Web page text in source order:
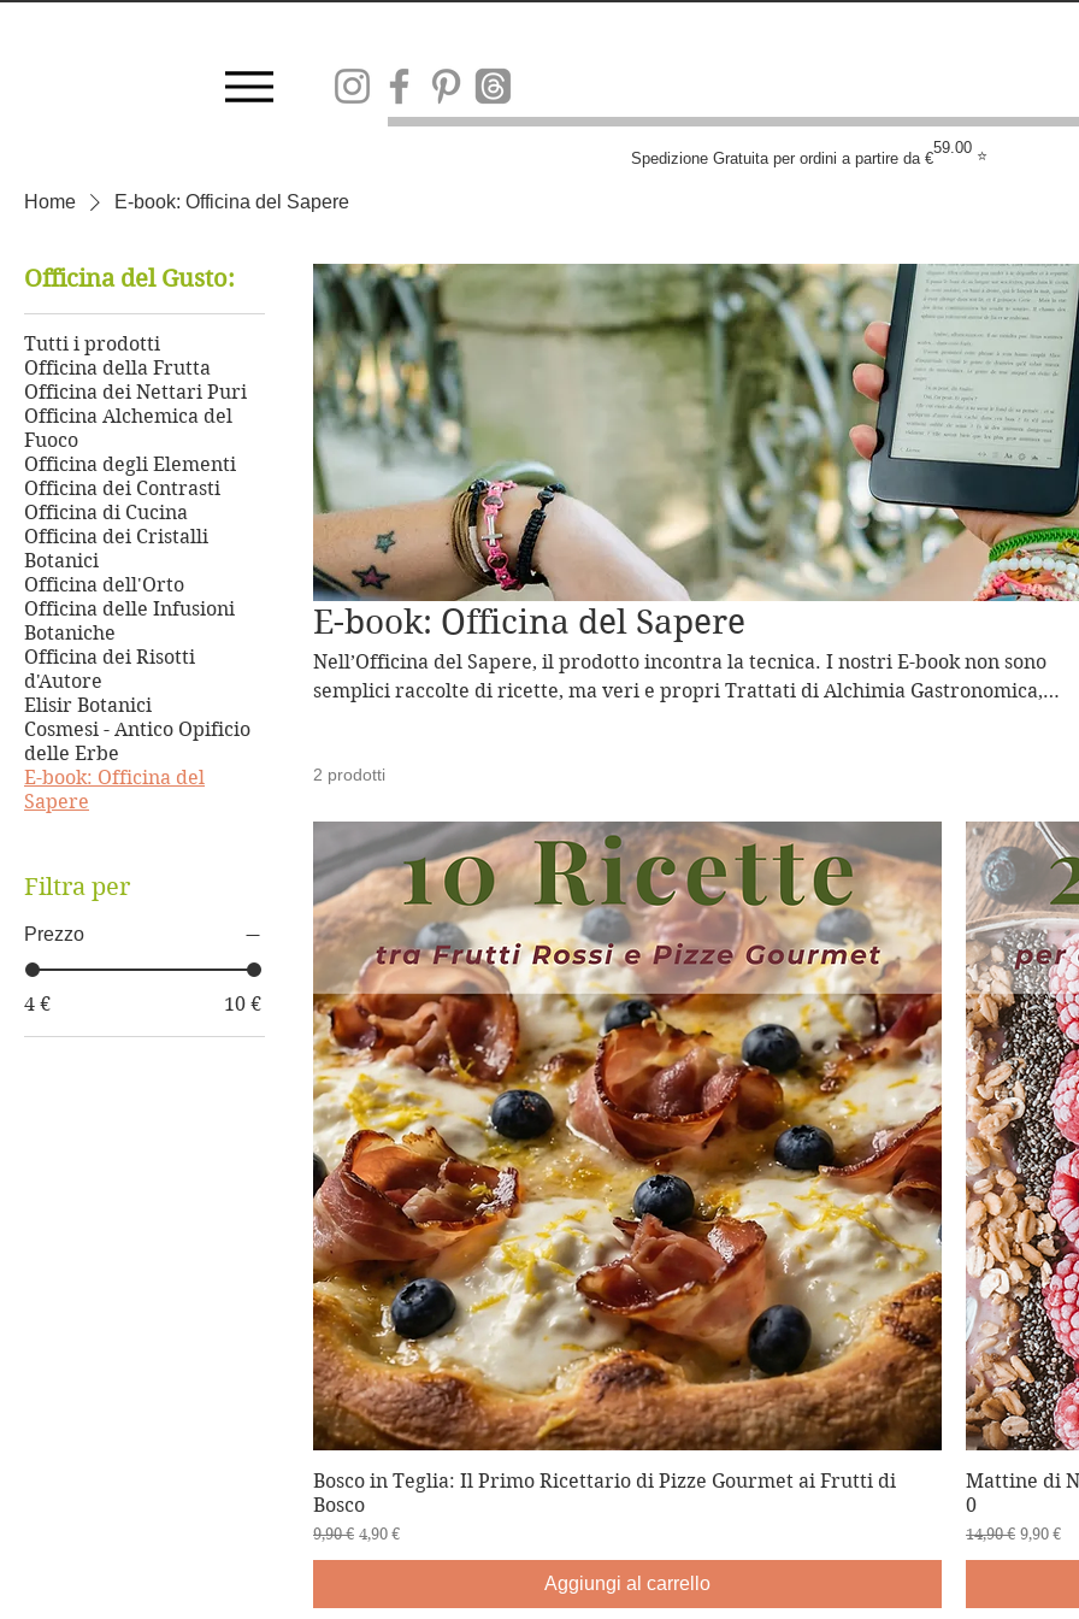
Home E-book: Officina del Sapere
Officina del Gusto:
Tutti i prodotti
Officina della Frutta
Officina dei Nettari Puri
Officina Alchemica del
Fuoco
Officina degli Elementi
Officina dei Contrasti
Officina di Cucina
Officina dei Cristalli
Botanici
Officina dell'Orto
Officina delle Infusioni
Botaniche
Officina dei Risotti
d'Autore
Elisir Botanici
Cosmesi - Antico Opificio
delle Erbe
E-book: Officina del
Sapere
Filtra per
Prezzo
4 € 10 €
E-book: Officina del Sapere
Nell’Officina del Sapere, il prodotto incontra la tecnica. I nostri E-book non sono
semplici raccolte di ricette, ma veri e propri Trattati di Alchimia Gastronomica,
tagliere di formaggi d'élite, ogni guida digitale è un compendio di esperienze
trasformare ogni ingrediente delle nostre Officine in un capolavoro culinario.
2 prodotti
Bosco in Teglia: Il Primo Ricettario di Pizze Gourmet ai Frutti di
Bosco
Prezzo regolare
9,90 € Prezzo scontato
4,90 €
Aggiungi al carrello
Mattine di
0
Prezzo regolare
14,90 € Prezzo
9,90 €
⭐
59.00
Spedizione Gratuita per ordini a partire da €